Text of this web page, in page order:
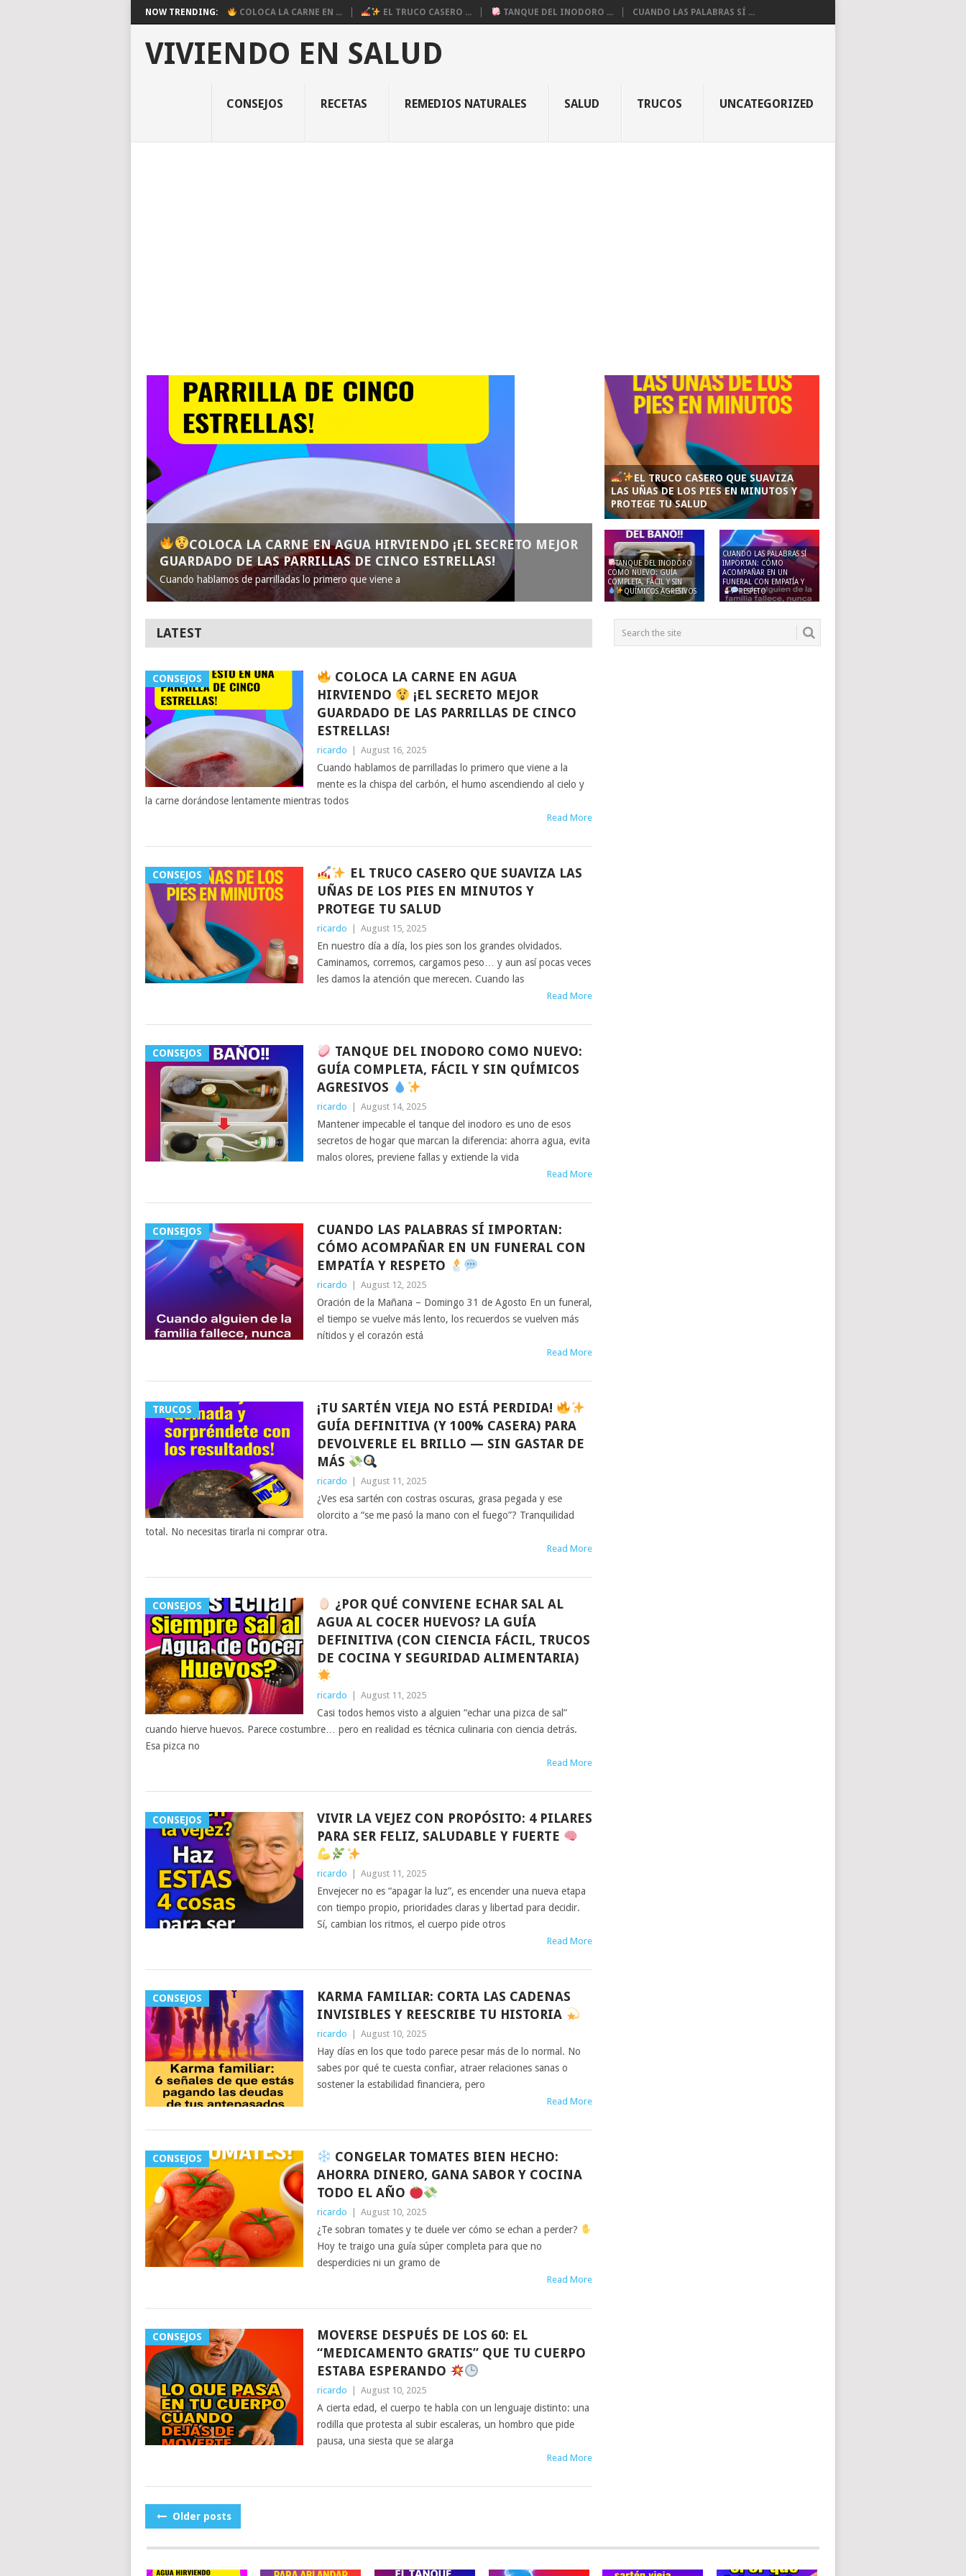
NOW TRENDING: COLOCA LA CARNE EN ... EL TRUCO CASERO ... TANQUE DEL INODORO ... CUANDO LAS PALABRAS SÍ ...
VIVIENDO EN SALUD
CONSEJOS RECETAS REMEDIOS NATURALES SALUD TRUCOS UNCATEGORIZED
COLOCA LA CARNE EN AGUA HIRVIENDO ¡EL SECRETO MEJOR
GUARDADO DE LAS PARRILLAS DE CINCO ESTRELLAS!
Cuando hablamos de parrilladas lo primero que viene a
EL TRUCO CASERO QUE SUAVIZA
LAS UÑAS DE LOS PIES EN MINUTOS Y
PROTEGE TU SALUD
TANQUE DEL INODORO
COMO NUEVO: GUÍA
COMPLETA, FÁCIL Y SIN
QUÍMICOS AGRESIVOS
CUANDO LAS PALABRAS SÍ
IMPORTAN: CÓMO
ACOMPAÑAR EN UN
FUNERAL CON EMPATÍA Y
RESPETO
LATEST
CONSEJOS
COLOCA LA CARNE EN AGUA
HIRVIENDO
¡EL SECRETO MEJOR
GUARDADO DE LAS PARRILLAS DE CINCO
ESTRELLAS!
ricardo August 16, 2025
Cuando hablamos de parrilladas lo primero que viene a la
mente es la chispa del carbón, el humo ascendiendo al cielo y
la carne dorándose lentamente mientras todos
Read More
CONSEJOS
EL TRUCO CASERO QUE SUAVIZA LAS
UÑAS DE LOS PIES EN MINUTOS Y
PROTEGE TU SALUD
ricardo August 15, 2025
En nuestro día a día, los pies son los grandes olvidados.
Caminamos, corremos, cargamos peso… y aun así pocas veces
les damos la atención que merecen. Cuando las
Read More
CONSEJOS
TANQUE DEL INODORO COMO NUEVO:
GUÍA COMPLETA, FÁCIL Y SIN QUÍMICOS
AGRESIVOS
ricardo August 14, 2025
Mantener impecable el tanque del inodoro es uno de esos
secretos de hogar que marcan la diferencia: ahorra agua, evita
malos olores, previene fallas y extiende la vida
Read More
CONSEJOS
CUANDO LAS PALABRAS SÍ IMPORTAN:
CÓMO ACOMPAÑAR EN UN FUNERAL CON
EMPATÍA Y RESPETO
ricardo August 12, 2025
Oración de la Mañana – Domingo 31 de Agosto En un funeral,
el tiempo se vuelve más lento, los recuerdos se vuelven más
nítidos y el corazón está
Read More
TRUCOS
¡TU SARTÉN VIEJA NO ESTÁ PERDIDA!
GUÍA DEFINITIVA (Y 100% CASERA) PARA
DEVOLVERLE EL BRILLO — SIN GASTAR DE
MÁS
ricardo August 11, 2025
¿Ves esa sartén con costras oscuras, grasa pegada y ese
olorcito a “se me pasó la mano con el fuego”? Tranquilidad
total. No necesitas tirarla ni comprar otra.
Read More
CONSEJOS
¿POR QUÉ CONVIENE ECHAR SAL AL
AGUA AL COCER HUEVOS? LA GUÍA
DEFINITIVA (CON CIENCIA FÁCIL, TRUCOS
DE COCINA Y SEGURIDAD ALIMENTARIA)
ricardo August 11, 2025
Casi todos hemos visto a alguien “echar una pizca de sal”
cuando hierve huevos. Parece costumbre… pero en realidad es técnica culinaria con ciencia detrás.
Esa pizca no
Read More
CONSEJOS
VIVIR LA VEJEZ CON PROPÓSITO: 4 PILARES
PARA SER FELIZ, SALUDABLE Y FUERTE
ricardo August 11, 2025
Envejecer no es “apagar la luz”, es encender una nueva etapa
con tiempo propio, prioridades claras y libertad para decidir.
Sí, cambian los ritmos, el cuerpo pide otros
Read More
CONSEJOS
KARMA FAMILIAR: CORTA LAS CADENAS
INVISIBLES Y REESCRIBE TU HISTORIA
ricardo August 10, 2025
Hay días en los que todo parece pesar más de lo normal. No
sabes por qué te cuesta confiar, atraer relaciones sanas o
sostener la estabilidad financiera, pero
Read More
CONSEJOS
CONGELAR TOMATES BIEN HECHO:
AHORRA DINERO, GANA SABOR Y COCINA
TODO EL AÑO
ricardo August 10, 2025
¿Te sobran tomates y te duele ver cómo se echan a perder?
Hoy te traigo una guía súper completa para que no
desperdicies ni un gramo de
Read More
CONSEJOS
MOVERSE DESPUÉS DE LOS 60: EL
“MEDICAMENTO GRATIS” QUE TU CUERPO
ESTABA ESPERANDO
ricardo August 10, 2025
A cierta edad, el cuerpo te habla con un lenguaje distinto: una
rodilla que protesta al subir escaleras, un hombro que pide
pausa, una siesta que se alarga
Read More
POSTS
Older posts